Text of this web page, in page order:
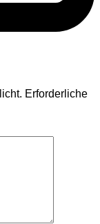
Erforderliche